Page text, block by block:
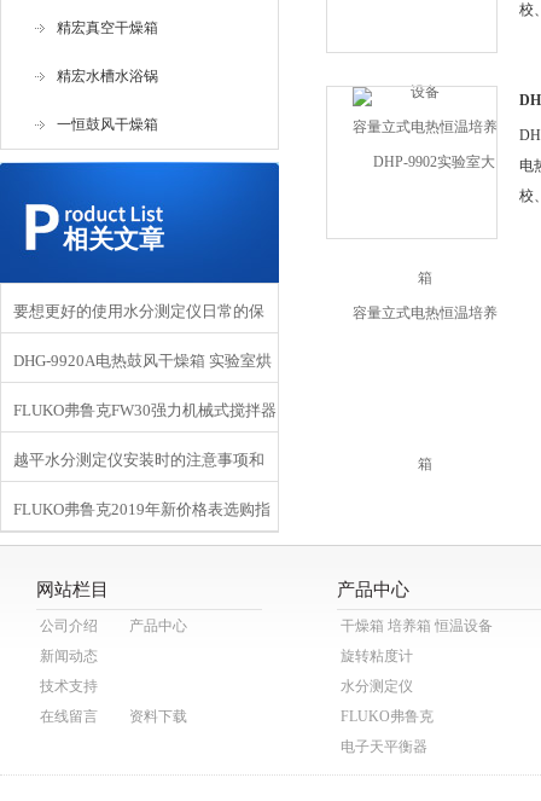
精宏真空干燥箱
精宏水槽水浴锅
一恒鼓风干燥箱
相关文章
要想更好的使用水分测定仪日常的保
养*！
DHG-9920A电热鼓风干燥箱 实验室烘
箱的技术参数
FLUKO弗鲁克FW30强力机械式搅拌器
技术参数
越平水分测定仪安装时的注意事项和
性能特点
FLUKO弗鲁克2019年新价格表选购指
校
电
电
校
网站栏目
公司介绍
产品中心
新闻动态
技术支持
在线留言
资料下载
产品中心
干燥箱 培养箱 恒温设备
旋转粘度计
水分测定仪
FLUKO弗鲁克
电子天平衡器